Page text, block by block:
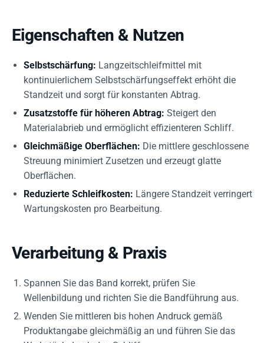
Eigenschaften & Nutzen
Selbstschärfung: Langzeitschleifmittel mit
kontinuierlichem Selbstschärfungseffekt erhöht die
Standzeit und sorgt für konstanten Abtrag.
Zusatzstoffe für höheren Abtrag: Steigert den
Materialabrieb und ermöglicht effizienteren Schliff.
Gleichmäßige Oberflächen: Die mittlere geschlossene
Streuung minimiert Zusetzen und erzeugt glatte
Oberflächen.
Reduzierte Schleifkosten: Längere Standzeit verringert
Wartungskosten pro Bearbeitung.
Verarbeitung & Praxis
Spannen Sie das Band korrekt, prüfen Sie
Wellenbildung und richten Sie die Bandführung aus.
Wenden Sie mittleren bis hohen Andruck gemäß
Produktangabe gleichmäßig an und führen Sie das